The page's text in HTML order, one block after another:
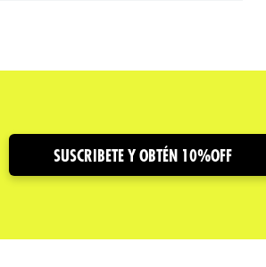
SUSCRIBETE Y OBTÉN 10%OFF